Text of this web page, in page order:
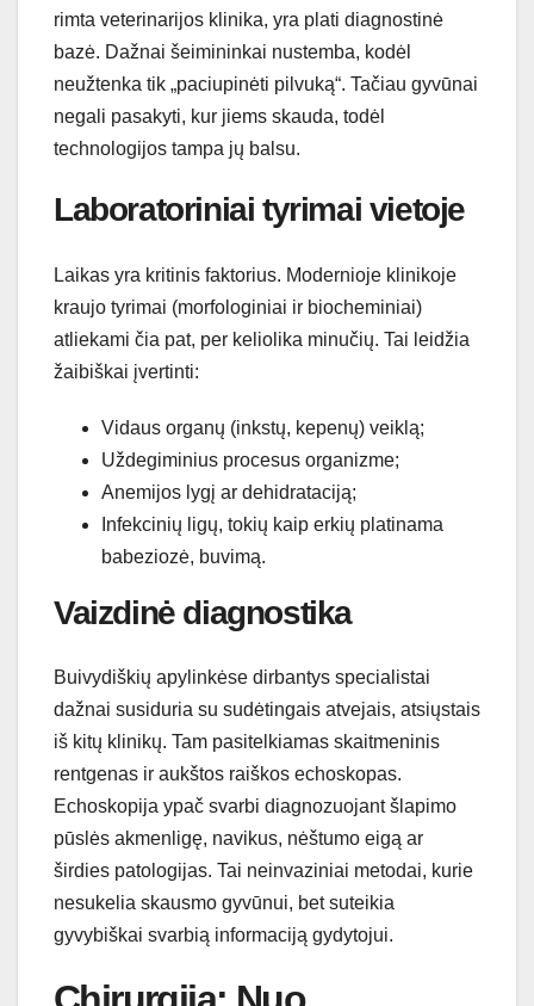
rimta veterinarijos klinika, yra plati diagnostinė
bazė. Dažnai šeimininkai nustemba, kodėl
neužtenka tik „paciupinėti pilvuką“. Tačiau gyvūnai
negali pasakyti, kur jiems skauda, todėl
technologijos tampa jų balsu.
Laboratoriniai tyrimai vietoje
Laikas yra kritinis faktorius. Modernioje klinikoje
kraujo tyrimai (morfologiniai ir biocheminiai)
atliekami čia pat, per keliolika minučių. Tai leidžia
žaibiškai įvertinti:
Vidaus organų (inkstų, kepenų) veiklą;
Uždegiminius procesus organizme;
Anemijos lygį ar dehidrataciją;
Infekcinių ligų, tokių kaip erkių platinama
babeziozė, buvimą.
Vaizdinė diagnostika
Buivydiškių apylinkėse dirbantys specialistai
dažnai susiduria su sudėtingais atvejais, atsiųstais
iš kitų klinikų. Tam pasitelkiamas skaitmeninis
rentgenas ir aukštos raiškos echoskopas.
Echoskopija ypač svarbi diagnozuojant šlapimo
pūslės akmenligę, navikus, nėštumo eigą ar
širdies patologijas. Tai neinvaziniai metodai, kurie
nesukelia skausmo gyvūnui, bet suteikia
gyvybiškai svarbią informaciją gydytojui.